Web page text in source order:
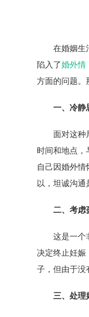
在婚姻生
陷入了婚外情
方面的问题。
一、冷静
面对这种
时间和地点，
自己因婚外
以，坦诚沟通
二、考虑
这是一个
决定终止妊娠
子，但由于没
三、处理